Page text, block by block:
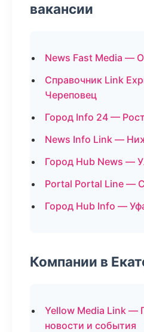
вакансии
News Fast Media —
Справочник Link
Череповец
Город Info 24 —
News Info Link —
Город Hub News —
Portal Portal Line —
Город Hub Info —
Компании в
Yellow Media Link —
новости и события